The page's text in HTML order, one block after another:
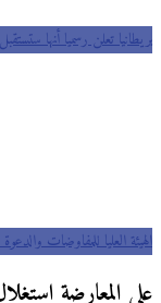
بريطانيا تعلن رسميا أنها
الهيئة العليا للمفاوضات
على المعارضة